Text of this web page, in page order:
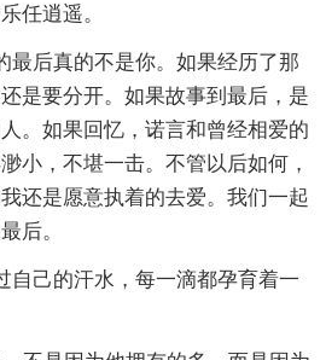
任逍遥。
最后真的不是你。如果经历了那
是要分开。如果故事到最后，是
。如果回忆，诺言和曾经相爱的
小，不堪一击。不管以后如何，
还是愿意执着的去爱。我们一起
后。
自己的汗水，每一滴都孕育着一